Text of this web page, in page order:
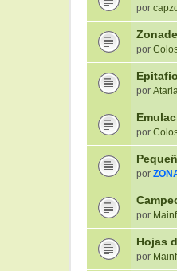
por
por
por
por
por
por
Hojas
por